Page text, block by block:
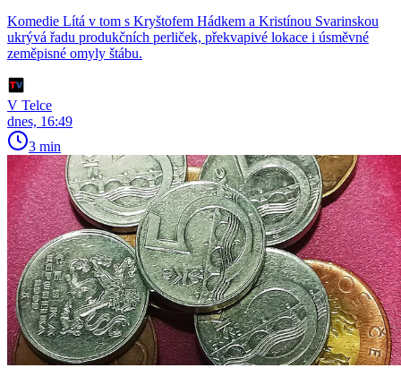
Komedie Lítá v tom s Kryštofem Hádkem a Kristínou Svarinskou
ukrývá řadu produkčních perliček, překvapivé lokace i úsměvné
zeměpisné omyly štábu.
V Telce
dnes, 16:49
3 min